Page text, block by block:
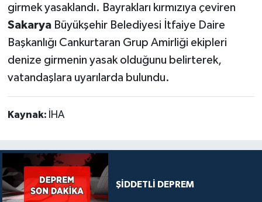
girmek yasaklandı. Bayrakları kırmızıya çeviren
SakaryaBüyükşehir Belediyesi İtfaiye Daire
Başkanlığı Cankurtaran Grup Amirliği ekipleri
denize girmenin yasak olduğunu belirterek,
vatandaşlara uyarılarda bulundu.
Kaynak: İHA
ŞİDDETLİ DEPREM